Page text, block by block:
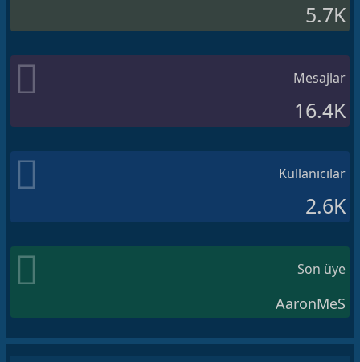
5.7K
Mesajlar
16.4K
Kullanıcılar
2.6K
Son üye
AaronMeS